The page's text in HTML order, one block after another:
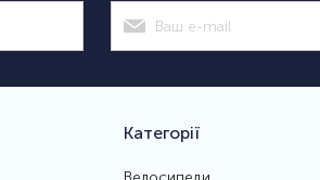
Категорії